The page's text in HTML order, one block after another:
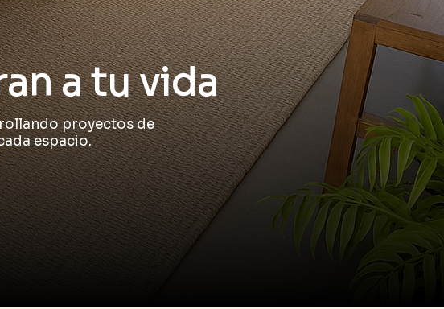
a tu vida
proyectos de
espacio.